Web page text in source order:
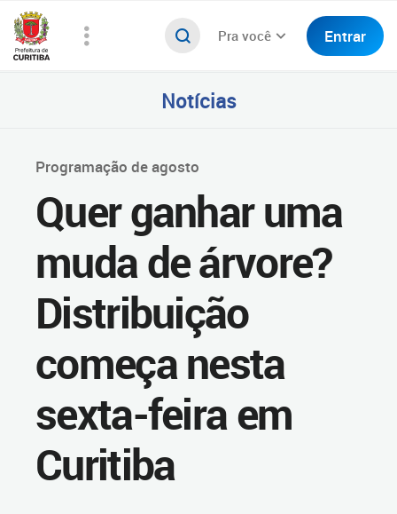
Pra você Entrar
Notícias
Programação de agosto
Quer ganhar uma
muda de árvore?
Distribuição
começa nesta
sexta-feira em
Curitiba